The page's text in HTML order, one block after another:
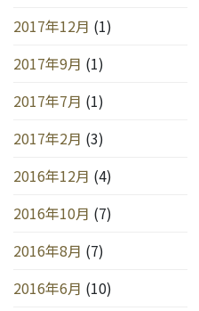
2017年12月 (1)
2017年9月 (1)
2017年7月 (1)
2017年2月 (3)
2016年12月 (4)
2016年10月 (7)
2016年8月 (7)
2016年6月 (10)